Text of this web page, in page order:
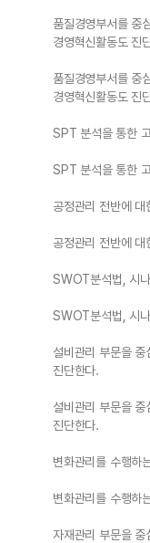
품질경영부서를
경영혁신활동도 진
품질경영부서를
경영혁신활동도 진
SPT 분석을 통한
SPT 분석을 통한
공정관리 전반에
공정관리 전반에
SWOT분석법, 시
SWOT분석법, 시
설비관리 부문을
진단한다.
설비관리 부문을
진단한다.
변화관리를 수행하
변화관리를 수행하
자재관리 부문을